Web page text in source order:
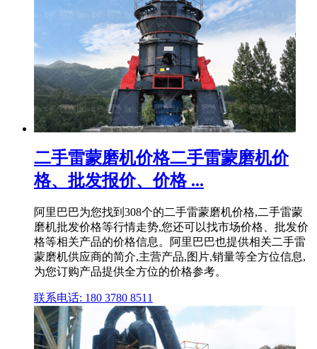
二手雷蒙磨机价格二手雷蒙磨机价
格、批发报价、价格 ...
阿里巴巴为您找到308个的二手雷蒙磨机价格,二手雷蒙
磨机批发价格等行情走势,您还可以找市场价格、批发价
格等相关产品的价格信息。阿里巴巴也提供相关二手雷
蒙磨机供应商的简介,主营产品,图片,销量等全方位信息,
为您订购产品提供全方位的价格参考。
联系电话: 180 3780 8511